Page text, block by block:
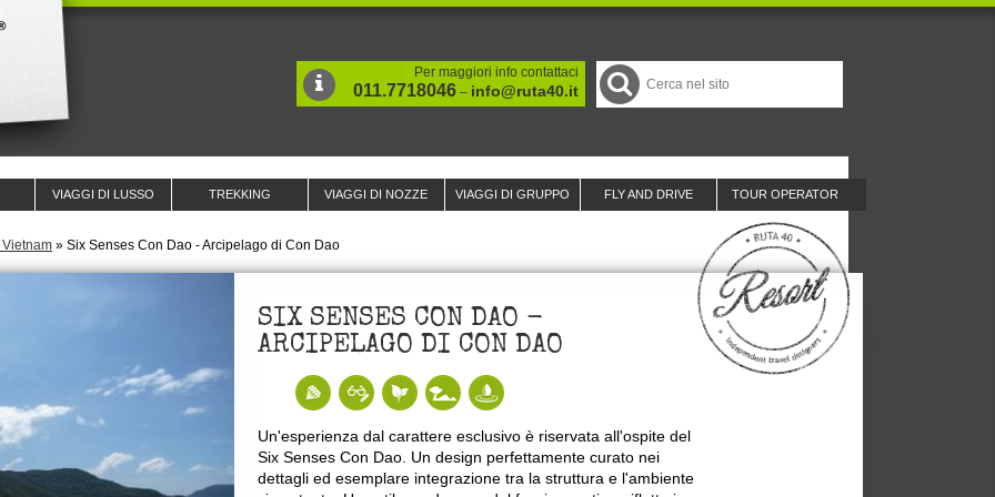
Per maggiori info contattaci
011.7718046 – info@ruta40.it
VIAGGI DI LUSSO TREKKING VIAGGI DI NOZZE VIAGGI DI GRUPPO FLY AND DRIVE TOUR OPERATOR
Vietnam » Six Senses Con Dao - Arcipelago di Con Dao
SIX SENSES CON DAO -
ARCIPELAGO DI CON DAO
Un'esperienza dal carattere esclusivo è riservata all'ospite del
Six Senses Con Dao. Un design perfettamente curato nei
dettagli ed esemplare integrazione tra la struttura e l'ambiente